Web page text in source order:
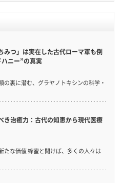
みつ」は実在した古代ローマ軍も倒
ニー”の真実
裏に潜む、グラヤノトキシンの科学・
き治癒力：古代の知恵から現代医療
たな価値 蜂蜜と聞けば、多くの人々は